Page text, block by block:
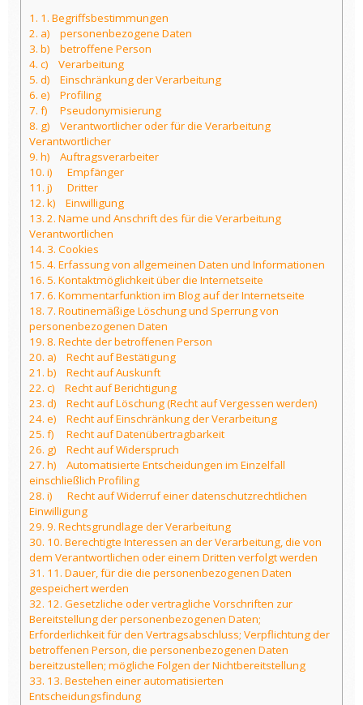
1. 1. Begriffsbestimmungen
2. a) personenbezogene Daten
3. b) betroffene Person
4. c) Verarbeitung
5. d) Einschränkung der Verarbeitung
6. e) Profiling
7. f) Pseudonymisierung
8. g) Verantwortlicher oder für die Verarbeitung
Verantwortlicher
9. h) Auftragsverarbeiter
10. i) Empfänger
11. j) Dritter
12. k) Einwilligung
13. 2. Name und Anschrift des für die Verarbeitung
Verantwortlichen
14. 3. Cookies
15. 4. Erfassung von allgemeinen Daten und Informationen
16. 5. Kontaktmöglichkeit über die Internetseite
17. 6. Kommentarfunktion im Blog auf der Internetseite
18. 7. Routinemäßige Löschung und Sperrung von
personenbezogenen Daten
19. 8. Rechte der betroffenen Person
20. a) Recht auf Bestätigung
21. b) Recht auf Auskunft
22. c) Recht auf Berichtigung
23. d) Recht auf Löschung (Recht auf Vergessen werden)
24. e) Recht auf Einschränkung der Verarbeitung
25. f) Recht auf Datenübertragbarkeit
26. g) Recht auf Widerspruch
27. h) Automatisierte Entscheidungen im Einzelfall
einschließlich Profiling
28. i) Recht auf Widerruf einer datenschutzrechtlichen
Einwilligung
29. 9. Rechtsgrundlage der Verarbeitung
30. 10. Berechtigte Interessen an der Verarbeitung, die von
dem Verantwortlichen oder einem Dritten verfolgt werden
31. 11. Dauer, für die die personenbezogenen Daten
gespeichert werden
32. 12. Gesetzliche oder vertragliche Vorschriften zur
Bereitstellung der personenbezogenen Daten;
Erforderlichkeit für den Vertragsabschluss; Verpflichtung der
betroffenen Person, die personenbezogenen Daten
bereitzustellen; mögliche Folgen der Nichtbereitstellung
33. 13. Bestehen einer automatisierten
Entscheidungsfindung